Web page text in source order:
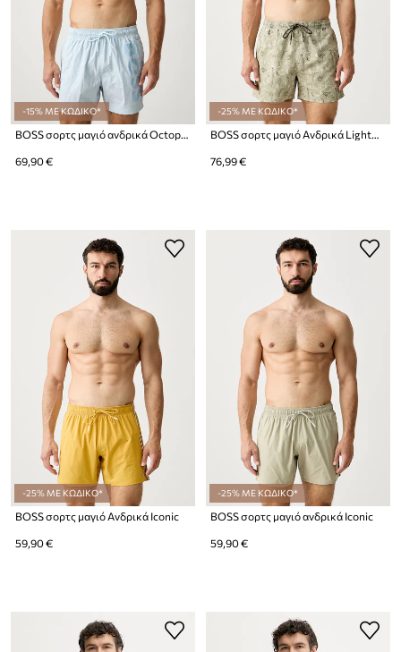
-15% ΜΕ ΚΩΔΙΚΟ*
69,90 €
-25% ΜΕ ΚΩΔΙΚΟ*
76,99 €
-25% ΜΕ ΚΩΔΙΚΟ*
BOSS σορτς μαγιό Ανδρικά Iconic
59,90 €
-25% ΜΕ ΚΩΔΙΚΟ*
BOSS σορτς μαγιό ανδρικά Iconic
59,90 €